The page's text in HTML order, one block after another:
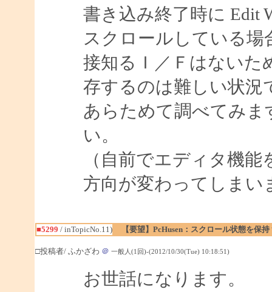
書き込み終了時に Edit
スクロールしている
接知るＩ／Ｆはないた
存するのは難しい状況
あらためて調べてみ
い。
（自前でエディタ機
方向が変わってしまい
■5299 / inTopicNo.11) 【要望】PcHusen：スクロール状態を保持
□投稿者/ ふかざわ ＠ 一般人(1回)-(2012/10/30(Tue) 10:18:51)
お世話になります。